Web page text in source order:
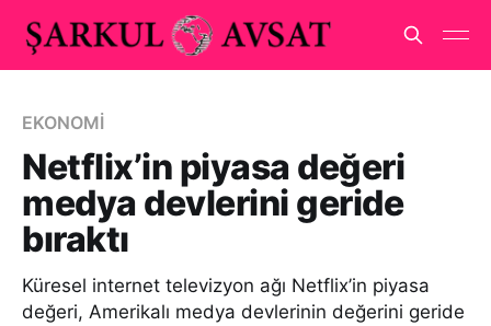
EKONOMİ
Netflix’in piyasa değeri
medya devlerini geride
bıraktı
Küresel internet televizyon ağı Netflix’in piyasa
değeri, Amerikalı medya devlerinin değerini geride